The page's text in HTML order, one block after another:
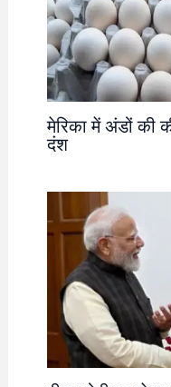
मेरिका में अंडों की
दंश